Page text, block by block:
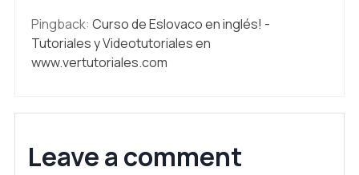
Pingback: Curso de Eslovaco en inglés! -
Tutoriales y Videotutoriales en
www.vertutoriales.com
Leave a comment